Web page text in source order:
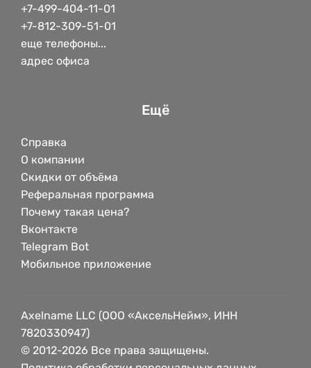
+7-499-404-11-01
+7-812-309-51-01
еще телефоны...
адрес офиса
Ещё
Справка
О компании
Скидки от объёма
Реферальная программа
Почему такая цена?
Вконтакте
Telegram Bot
Мобильное приложение
Axelname LLC (ООО «АксельНейм», ИНН
7820330947)
© 2012-2026 Все права защищены.